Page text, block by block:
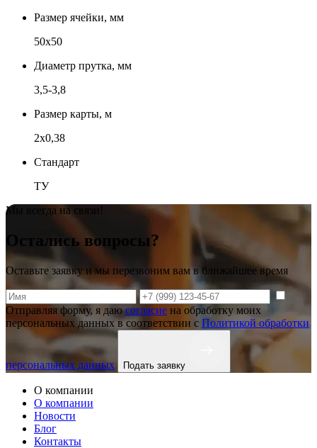
Размер ячейки, мм
50х50
Диаметр прутка, мм
3,5-3,8
Размер карты, м
2х0,38
Стандарт
ТУ
Мы всегда на связи!
Остались вопросы?
Оставьте заявку и мы перезвоним вам в ближайшее время
Отправляя форму, я даюсогласие на обработку моих
персональных данных в соответствии с Политикой обработки
персональных данных Подать заявку
О компании
О компании
Новости
Блог
Контакты